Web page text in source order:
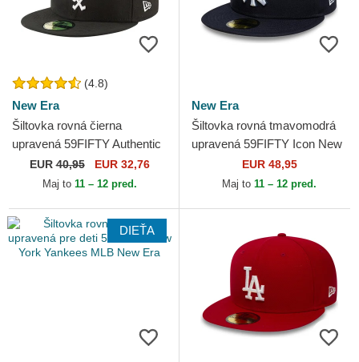
(4.8)
New Era
Šiltovka rovná čierna
upravená 59FIFTY Authentic
On Field Game Chicago
White Sox MLB New Era
EUR40,95 EUR 32,76
Maj to 11 – 12 pred.
New Era
Šiltovka rovná tmavomodrá
upravená 59FIFTY Icon New
York Yankees MLB New Era
EUR 48,95
Maj to 11 – 12 pred.
DIEŤA